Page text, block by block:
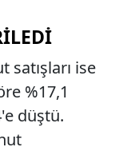
satışları ise
%17,1
düştü.